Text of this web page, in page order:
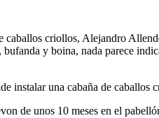
caballos criollos, Alejandro
y boina, nada parece
instalar una cabaña de
de unos 10 meses en el